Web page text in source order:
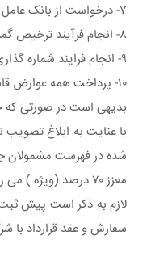
۷- درخواست از بانک عامل به منظور اخذ ارز بر اساس سقف تعیین شده
۸- انجام فرآیند ترخیص گمرکی
۹- انجام فرایند شماره گذاری
۱۰- پرداخت همه عوارض قانونی
بدیهی است در صورتی که خودرو وارداتی
معزز ۷۰ درصد (ویژه ) می رساند از تاریخ ۱۴۰۲/۱۲/۰۵ لغایت ۱۴۰۲/۱۲/۰۶ می‌توانند با مراجعه به سایت، اقدام به ویرایش کرده و خودرو مورد نظر خود را انتخاب کنند.
لازم به ذکر است پیش
سفارش و عقد قرارداد با